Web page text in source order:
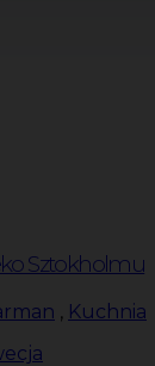
Sztokholmu
, Kuchnia